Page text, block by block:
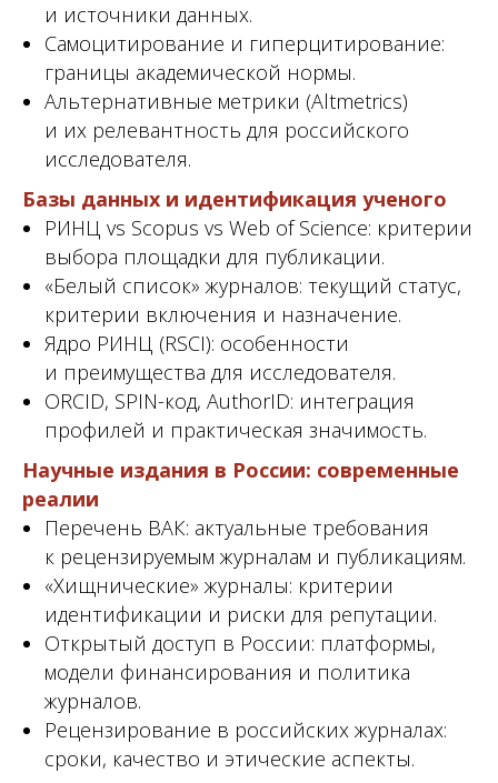
и источники данных.
Самоцитирование и гиперцитирование:
границы академической нормы.
Альтернативные метрики (Altmetrics)
и их релевантность для российского
исследователя.
Базы данных и идентификация ученого
РИНЦ vs Scopus vs Web of Science: критерии
выбора площадки для публикации.
«Белый список» журналов: текущий статус,
критерии включения и назначение.
Ядро РИНЦ (RSCI): особенности
и преимущества для исследователя.
ORCID, SPIN-код, AuthorID: интеграция
профилей и практическая значимость.
Научные издания в России: современные
реалии
Перечень ВАК: актуальные требования
к рецензируемым журналам и публикациям.
«Хищнические» журналы: критерии
идентификации и риски для репутации.
Открытый доступ в России: платформы,
модели финансирования и политика
журналов.
Рецензирование в российских журналах:
сроки, качество и этические аспекты.